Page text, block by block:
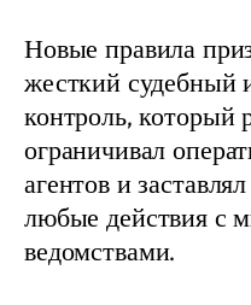
Новые правила
жесткий судебный
контроль, который
ограничивал
агентов и
любые действия с
ведомствами.